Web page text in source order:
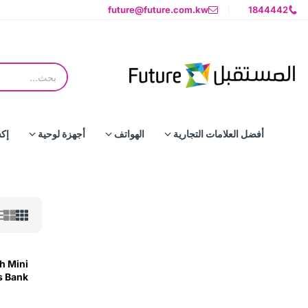
1844442
future@future.com.kw
أفضل العلامات التجارية الهواتف أجهزة لوحية
Mini
Bank